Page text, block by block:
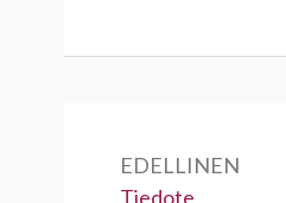
selaus
EDELLINEN
Edellinen:
Tiedote